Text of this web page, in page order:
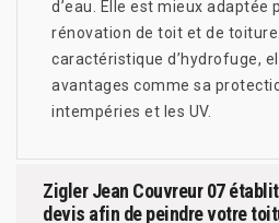
d’eau. Elle est mieux adaptée
rénovation de toit et de
caractéristique d’hydrofuge,
avantages comme sa
intempéries et les UV.
Zigler Jean Couvreur 07
devis afin de peindre votre